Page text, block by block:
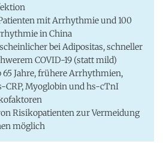
mit Arrhythmie und 100
in China
bei Adipositas, schneller
COVID-19 (statt mild)
65 Jahre, frühere Arrhythmien,
CRP, Myoglobin und hs-cTnI
Risikopatienten zur Vermeidung
möglich